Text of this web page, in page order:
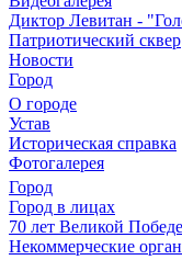
Диктор Левитан -
Патриотический сквер
Новости
Город
О городе
Устав
Историческая справка
Фотогалерея
Город
Город в лицах
70 лет Великой Победе
Некоммерческие